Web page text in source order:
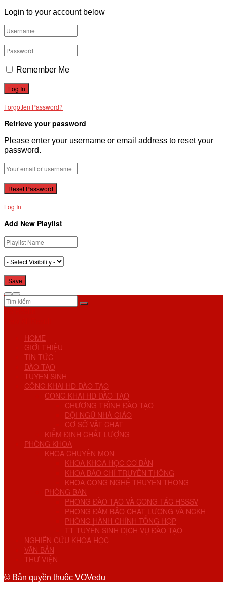
Login to your account below
Remember Me
Forgotten Password?
Retrieve your password
Please enter your username or email address to reset your
password.
Log In
Add New Playlist
HOME
GIỚI THIỆU
TIN TỨC
ĐÀO TẠO
TUYỂN SINH
CÔNG KHAI HĐ ĐÀO TẠO
CÔNG KHAI HĐ ĐÀO TẠO
CHƯƠNG TRÌNH ĐÀO TẠO
ĐỘI NGŨ NHÀ GIÁO
CƠ SỞ VẬT CHẤT
KIỂM ĐỊNH CHẤT LƯỢNG
PHÒNG KHOA
KHOA CHUYÊN MÔN
KHOA KHOA HỌC CƠ BẢN
KHOA BÁO CHÍ TRUYỀN THÔNG
KHOA CÔNG NGHỆ TRUYỀN THÔNG
PHÒNG BAN
PHÒNG ĐÀO TẠO VÀ CÔNG TÁC HSSSV
PHÒNG ĐẢM BẢO CHẤT LƯỢNG VÀ NCKH
PHÒNG HÀNH CHÍNH TỔNG HỢP
TT TUYỂN SINH DỊCH VỤ ĐÀO TẠO
NGHIÊN CỨU KHOA HỌC
VĂN BẢN
THƯ VIỆN
© Bản quyền thuộc VOVedu